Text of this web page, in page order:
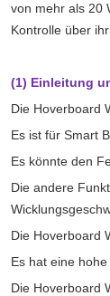
von mehr als 20
Kontrolle über
(1) Einleitung
Die Hoverboard
Es ist für Smart
Es könnte den
Die andere
Die Hoverboard
Es hat eine
Die Hoverboard